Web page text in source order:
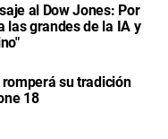
al Dow Jones: Por
las grandes de la IA y
su tradición
18